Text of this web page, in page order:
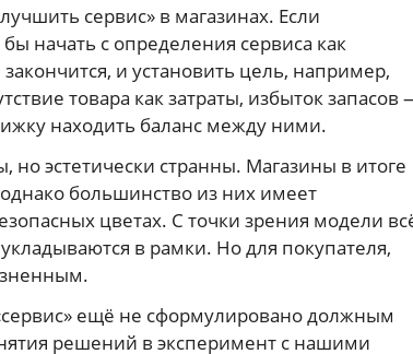
сервис» в магазинах. Если
начать с определения сервиса как
и установить цель, например,
товара как затраты, избыток запасов
находить баланс между ними.
эстетически странны. Магазины в итоге
большинство из них имеет
цветах. С точки зрения модели
в рамки. Но для покупателя,
ещё не сформулировано должным
решений в эксперимент с нашими